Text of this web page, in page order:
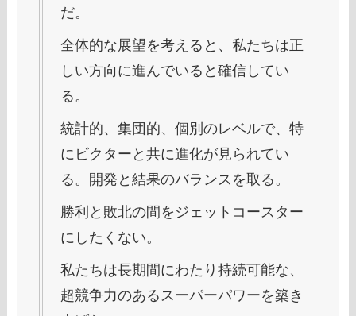
だ。
全体的な展望を考えると、私たちは正
しい方向に進んでいると確信してい
る。
統計的、集団的、個別のレベルで、特
にビクターと共に進化が見られてい
る。開発と結果のバランスを取る。
勝利と敗北の間をジェットコースター
にしたくない。
私たちは長期間にわたり持続可能な、
超競争力のあるスーパーパワーを築き